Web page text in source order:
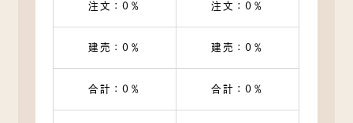
注文：0％ 注文：0％
建売：0％ 建売：0％
合計：0％ 合計：0％